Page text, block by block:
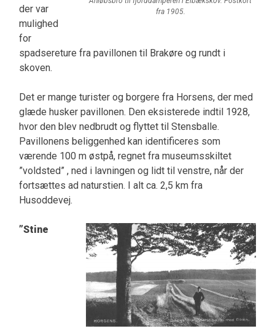
fra 1905.
der var
mulighed
for
spadsereture fra pavillonen til Brakøre og rundt i
skoven.
Det er mange turister og borgere fra Horsens, der med
glæde husker pavillonen. Den eksisterede indtil 1928,
hvor den blev nedbrudt og flyttet til Stensballe.
Pavillonens beliggenhed kan identificeres som
værende 100 m østpå, regnet fra museumsskiltet
”voldsted” , ned i lavningen og lidt til venstre, når der
fortsættes ad naturstien. I alt ca. 2,5 km fra
Husoddevej.
”Stine